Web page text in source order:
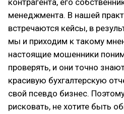
контрагента, его
менеджмента. В нашей
встречаются кейсы, в
мы и приходим к такому
настоящие мошенники
проверять, и они точно
красивую бухгалтерскую
свой псевдо бизнес.
рисковать, не хотите быть